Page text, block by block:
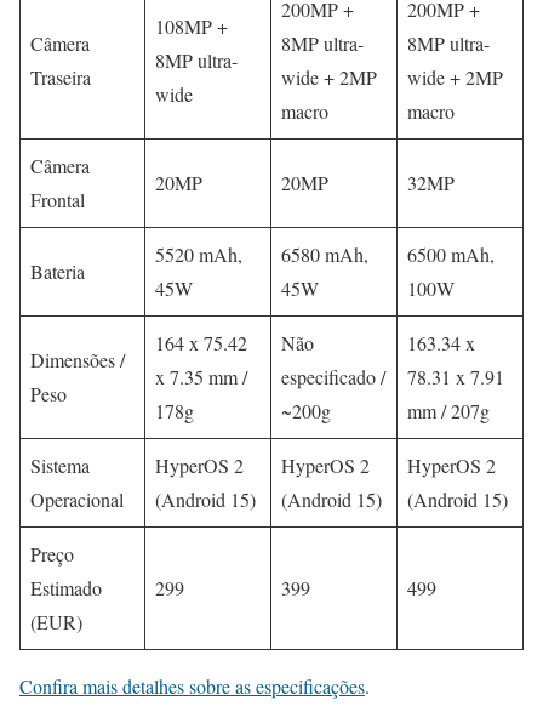
Câmera
Traseira
108MP +
8MP ultra-
wide
200MP +
8MP ultra-
wide + 2MP
macro
200MP +
8MP ultra-
wide + 2MP
macro
Câmera
Frontal
20MP 20MP 32MP
Bateria
5520 mAh,
45W
6580 mAh,
45W
6500 mAh,
100W
Dimensões /
Peso
164 x 75.42
x 7.35 mm /
178g
Não
especificado /
~200g
163.34 x
78.31 x 7.91
mm / 207g
Sistema
Operacional
HyperOS 2
(Android 15)
HyperOS 2
(Android 15)
HyperOS 2
(Android 15)
Preço
Estimado
(EUR)
299 399 499
Confira mais detalhes sobre as especificações.